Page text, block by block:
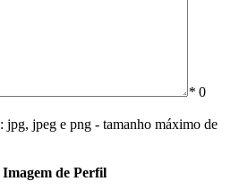
* 0
jpg, jpeg e png - tamanho máximo de
de Perfil